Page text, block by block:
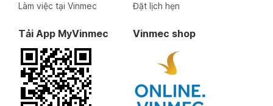
Làm việc tại Vinmec
Đặt lịch hẹn
Tải App MyVinmec Vinmec shop